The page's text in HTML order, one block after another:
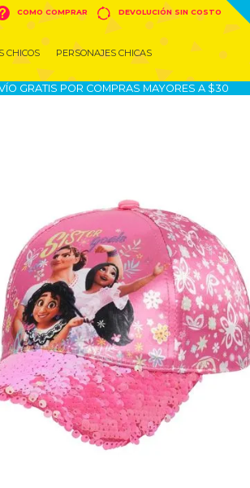
COMO COMPRAR  DEVOLUCIÓN SIN COSTO
CHICOS PERSONAJES CHICAS
GRATIS POR COMPRAS MAYORES A $30